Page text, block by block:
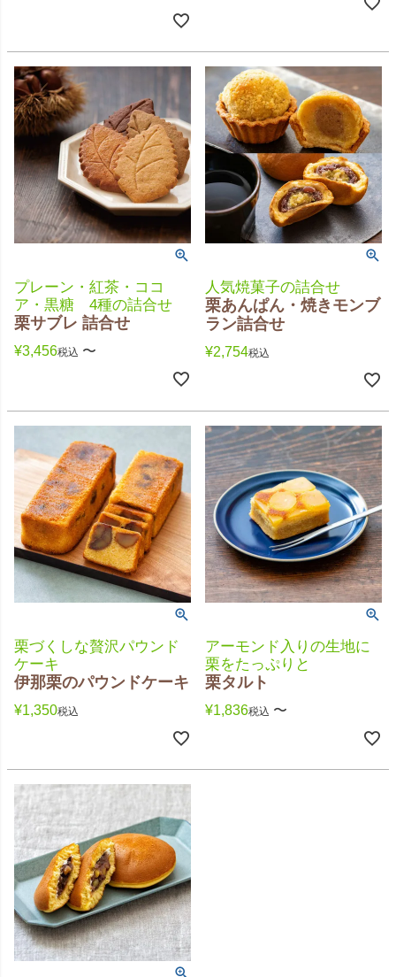
プレーン・紅茶・ココ
ア・黒糖 4種の詰合せ
栗サブレ 詰合せ
¥3,456税込 〜
人気焼菓子の詰合せ
栗あんぱん・焼きモンブ
ラン詰合せ
¥2,754税込
栗づくしな贅沢パウンド
ケーキ
伊那栗のパウンドケーキ
¥1,350税込
アーモンド入りの生地に
栗をたっぷりと
栗タルト
¥1,836税込 〜